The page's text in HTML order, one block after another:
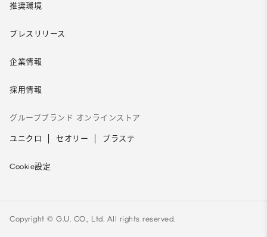
推奨環境
プレスリリース
企業情報
採用情報
グループブランド オンラインストア
ユニクロ セオリー プラステ
Cookie設定
Copyright © G.U. CO., Ltd. All rights reserved.